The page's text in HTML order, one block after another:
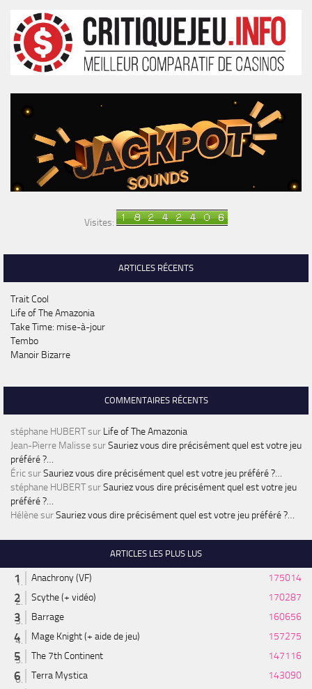
Visites:
ARTICLES RÉCENTS
Trait Cool
Life of The Amazonia
Take Time: mise-à-jour
Tembo
Manoir Bizarre
COMMENTAIRES RÉCENTS
stéphane HUBERTsur Life of The Amazonia
Jean-Pierre MalissesurSauriez vous dire précisément quel est votre jeu
préféré ?…
ÉricsurSauriez vous dire précisément quel est votre jeu préféré ?…
stéphane HUBERTsurSauriez vous dire précisément quel est votre jeu
préféré ?…
HélènesurSauriez vous dire précisément quel est votre jeu préféré ?…
ARTICLES LES PLUS LUS
Anachrony (VF)
175014
Scythe (+ vidéo)
170287
Barrage
160656
Mage Knight (+ aide de jeu)
157275
The 7th Continent
147116
Terra Mystica
143090